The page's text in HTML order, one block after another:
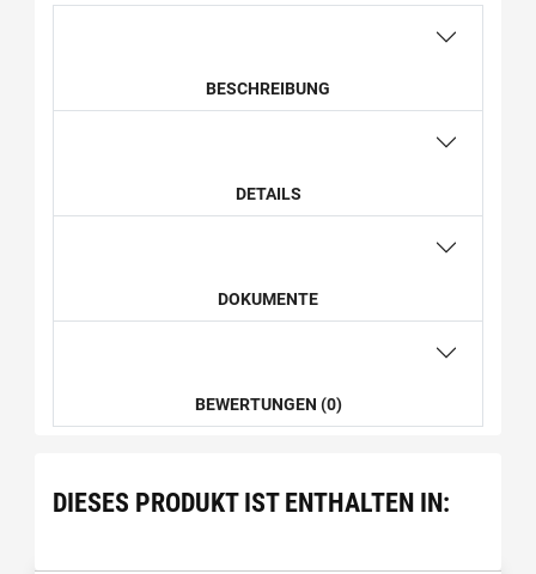
BESCHREIBUNG
DETAILS
DOKUMENTE
BEWERTUNGEN (0)
DIESES PRODUKT IST ENTHALTEN IN: